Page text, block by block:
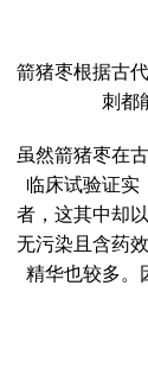
箭猪枣根据古
刺都
虽然箭猪枣在
临床试验证实
者，这其中却
无污染且含药
精华也较多。